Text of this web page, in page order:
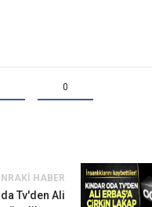
0
HABER
Tv'den Ali
Camii